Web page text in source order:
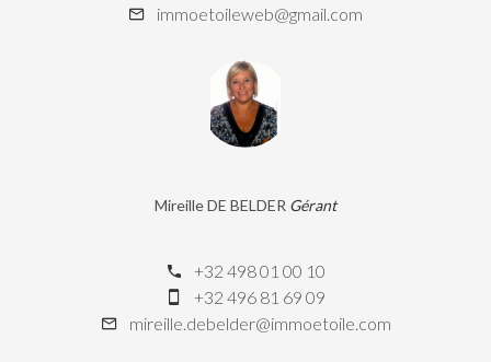
immoetoileweb@gmail.com
Mireille DE BELDER Gérant
+32 498 01 00 10
+32 496 81 69 09
mireille.debelder@immoetoile.com